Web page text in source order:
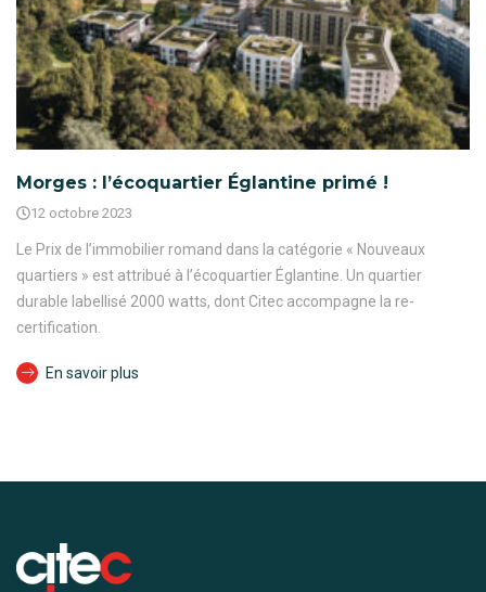
Morges : l’écoquartier Églantine primé !
12 octobre 2023
Le Prix de l’immobilier romand dans la catégorie « Nouveaux
quartiers » est attribué à l’écoquartier Églantine. Un quartier
durable labellisé 2000 watts, dont Citec accompagne la re-
certification.
En savoir plus